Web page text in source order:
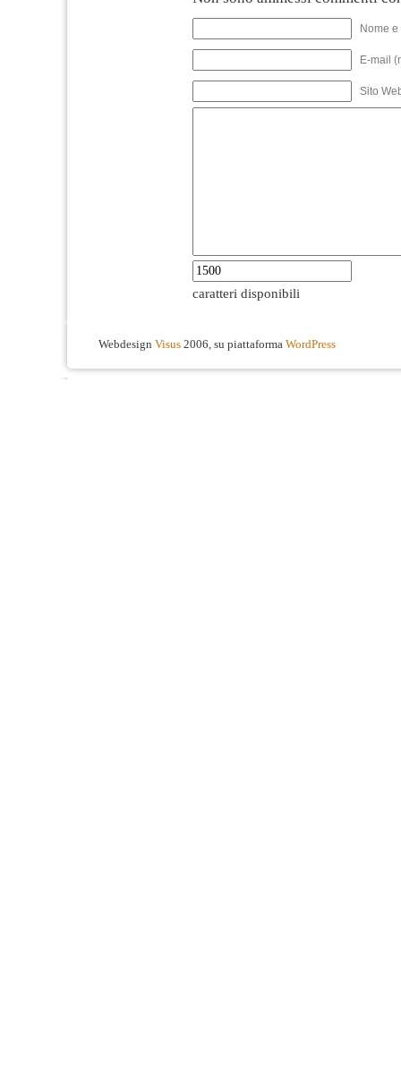
Nome
E-mail
Sito
caratteri disponibili
Webdesign Visus 2006, su piattaforma WordPress